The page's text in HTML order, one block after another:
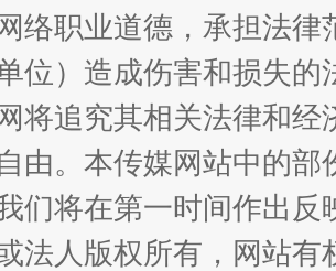
的博鳌关键词
魏明亮
络职业道德，承担法
位）造成伤害和损失
将追究其相关法律和
由。本传媒网站中的
们将在第一时间作出
法人版权所有，网站